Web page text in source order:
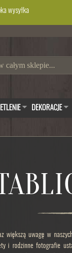
wysyłka
DEKORACJE
większą uwagę w
i rodzinne fotografie